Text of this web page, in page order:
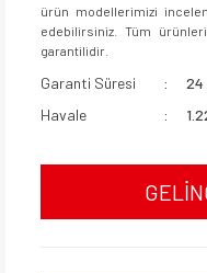
ürün modellerimizi
edebilirsiniz. Tüm
garantilidir.
Garanti Süresi
24
Havale